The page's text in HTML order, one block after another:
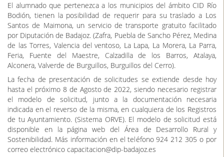
El alumnado que pertenezca a los municipios del ámbito CID Río
Bodión, tienen la posibilidad de requerir para su traslado a Los
Santos de Maimona, un servicio de transporte gratuito facilitado
por Diputación de Badajoz. (Zafra, Puebla de Sancho Pérez, Medina
de las Torres, Valencia del ventoso, La Lapa, La Morera, La Parra,
Feria, Fuente del Maestre, Calzadilla de los Barros, Atalaya,
Alconera, Valverde de Burguillos, Burguillos del Cerro).
La fecha de presentación de solicitudes se extiende desde hoy
hasta el próximo 8 de Agosto de 2022, siendo necesario registrar
el modelo de solicitud, junto a la documentación necesaria
indicada en el reverso de la misma, en cualquiera de los Registros
de tu Ayuntamiento. (Sistema ORVE). El modelo de solicitud está
disponible en la página web del Área de Desarrollo Rural y
Sostenibilidad. Más información en el teléfono 924 212 305 o por
correo electrónico capacitacion@dip-badajoz.es